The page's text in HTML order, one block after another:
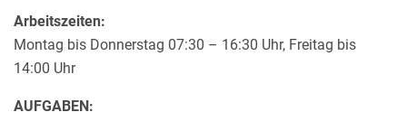
Arbeitszeiten:
Montag bis Donnerstag 07:30 – 16:30 Uhr, Freitag bis
14:00 Uhr
AUFGABEN: